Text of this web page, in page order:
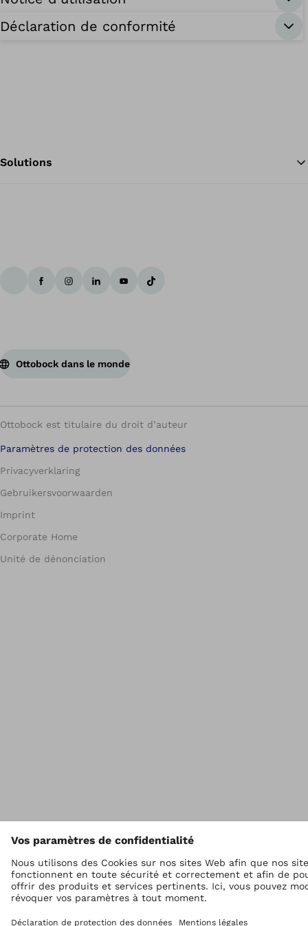
Déclaration de conformité
Solutions
Ottobock dans le monde
Ottobock est titulaire du droit d’auteur
Paramètres de protection des données
Privacyverklaring
Gebruikersvoorwaarden
Imprint
Corporate Home
Unité de dénonciation